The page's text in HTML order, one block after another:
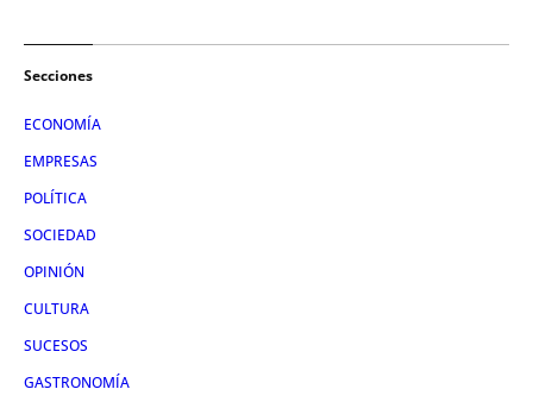
Secciones
ECONOMÍA
EMPRESAS
POLÍTICA
SOCIEDAD
OPINIÓN
CULTURA
SUCESOS
GASTRONOMÍA